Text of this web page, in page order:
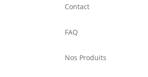
Contact
FAQ
Nos Produits